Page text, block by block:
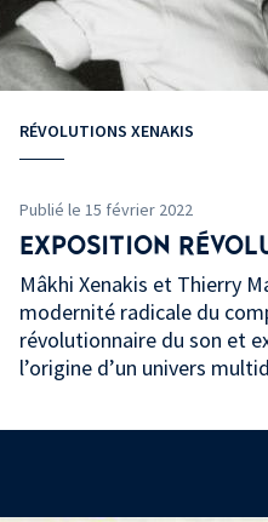
RÉVOLUTIONS XENAKIS
Publié le 15 février 2022
EXPOSITION
Mâkhi Xenakis et Thierry
modernité radicale du
révolutionnaire du son et
l’origine d’un univers